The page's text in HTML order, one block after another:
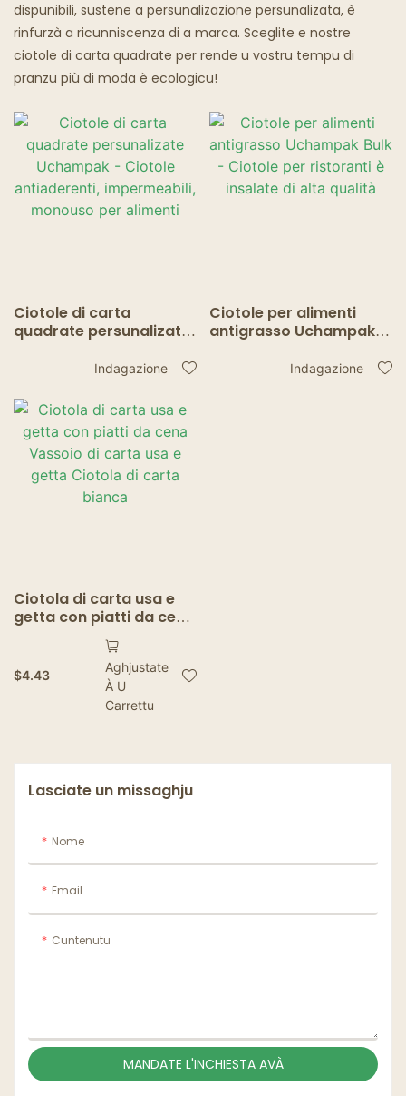
dispunibili, sustene a persunalizazione persunalizata, è
rinfurzà a ricunniscenza di a marca. Sceglite e nostre
ciotole di carta quadrate per rende u vostru tempu di
pranzu più di moda è ecologicu!
Ciotole di carta
quadrate persunalizate
antiaderenti,
per alimenti
Indagazione
Ciotole per alimenti
antigrasso Uchampak
ristoranti è insalate di
Indagazione
Ciotola di carta usa e
getta con piatti da cena
Vassoio di carta usa e
getta Ciotola di carta
bianca
$4.43
Aghjustate
À U
Carrettu
Lasciate un missaghju
Nome
Email
Cuntenutu
MANDATE L'INCHIESTA AVÀ